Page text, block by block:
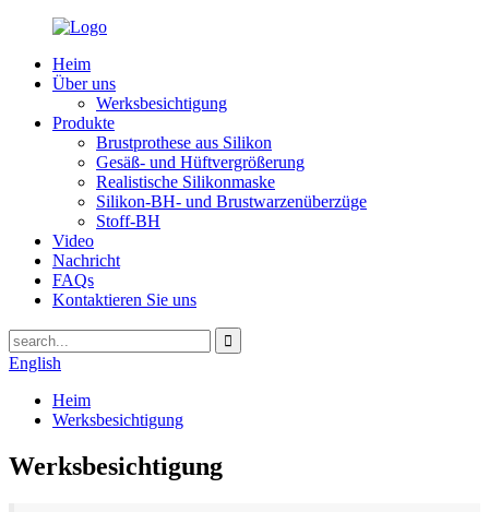
Heim
Über uns
Werksbesichtigung
Produkte
Brustprothese aus Silikon
Gesäß- und Hüftvergrößerung
Realistische Silikonmaske
Silikon-BH- und Brustwarzenüberzüge
Stoff-BH
Video
Nachricht
FAQs
Kontaktieren Sie uns
English
Heim
Werksbesichtigung
Werksbesichtigung